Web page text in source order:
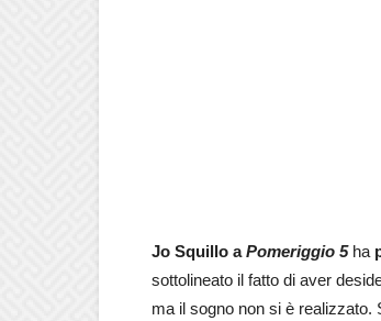
Jo Squillo aPomeriggio 5ha
sottolineato il fatto di aver
ma il sogno non si è realizzato.